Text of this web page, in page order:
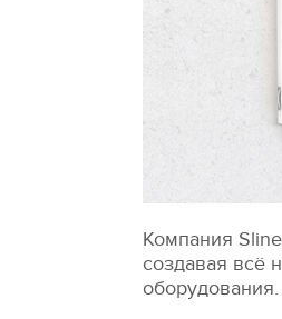
Компания
создавая всё
оборудования.